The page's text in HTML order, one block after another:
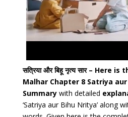
सत्रिया और बिहू नृत्य सार – Here
Malhar Chapter 8 Satriya
Summarywith detailed
‘Satriya aur Bihu Nritya’ along